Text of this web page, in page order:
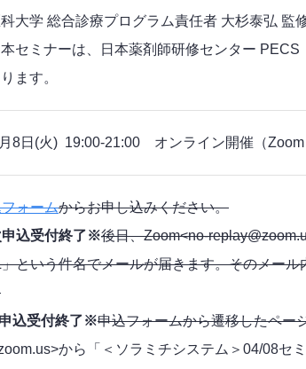
大学 総合診療プログラム責任者 大杉泰弘 監
セミナーは、日本薬剤師研修センター PECS
ます。
8日(火) 19:00-21:00 オンライン開催（Zoom
ォームからお申し込みください。
込受付終了※後日、Zoom<no-
という件名でメールが届きます。そのメー
込受付終了※申込フォームから遷移したペー
から「＜ソラミチシステム＞04/08セ